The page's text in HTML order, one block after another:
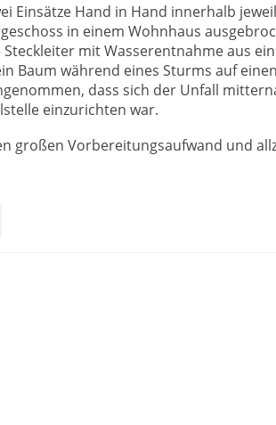
Einsätze Hand in Hand innerhalb
in einem Wohnhaus
mit Wasserentnahme aus
Baum während eines Sturms auf
dass sich der Unfall
einzurichten war.
großen Vorbereitungsaufwand und